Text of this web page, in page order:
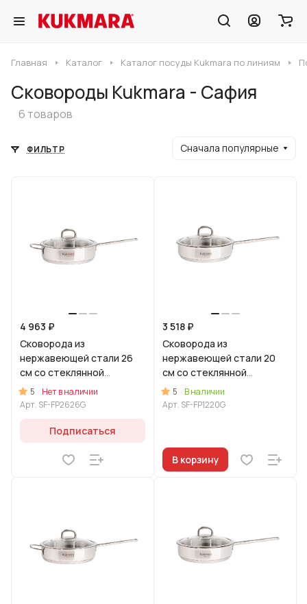
Главная Каталог Каталог посуды Kukmara по линиям
Сковороды Kukmara - Сафия
6 товаров
ФИЛЬТР Сначала популярные
4 963 ₽
Сковорода из
нержавеющей стали 26
см со стеклянной
крышкой, линия "Сафия"
5
Нет в наличии
Арт. SF-FP2626G
Подписаться
3 518 ₽
Сковорода из
нержавеющей стали 20
см со стеклянной
крышкой, линия "Сафия"
5
В наличии
Арт. SF-FP1220G
В корзину